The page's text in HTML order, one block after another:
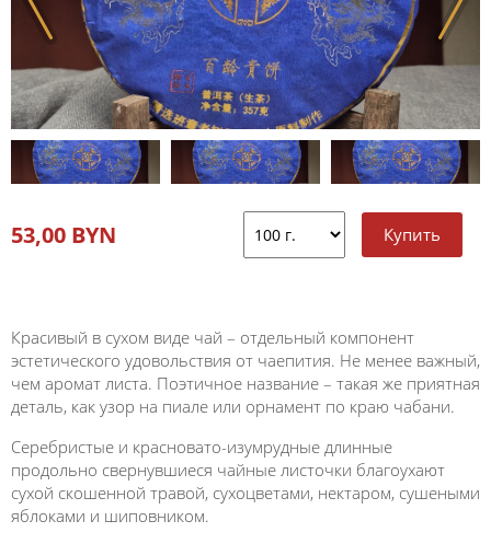
53,00 BYN
Красивый в сухом виде чай – отдельный компонент
эстетического удовольствия от чаепития. Не менее важный,
чем аромат листа. Поэтичное название – такая же приятная
деталь, как узор на пиале или орнамент по краю чабани.
Серебристые и красновато-изумрудные длинные
продольно свернувшиеся чайные листочки благоухают
сухой скошенной травой, сухоцветами, нектаром, сушеными
яблоками и шиповником.